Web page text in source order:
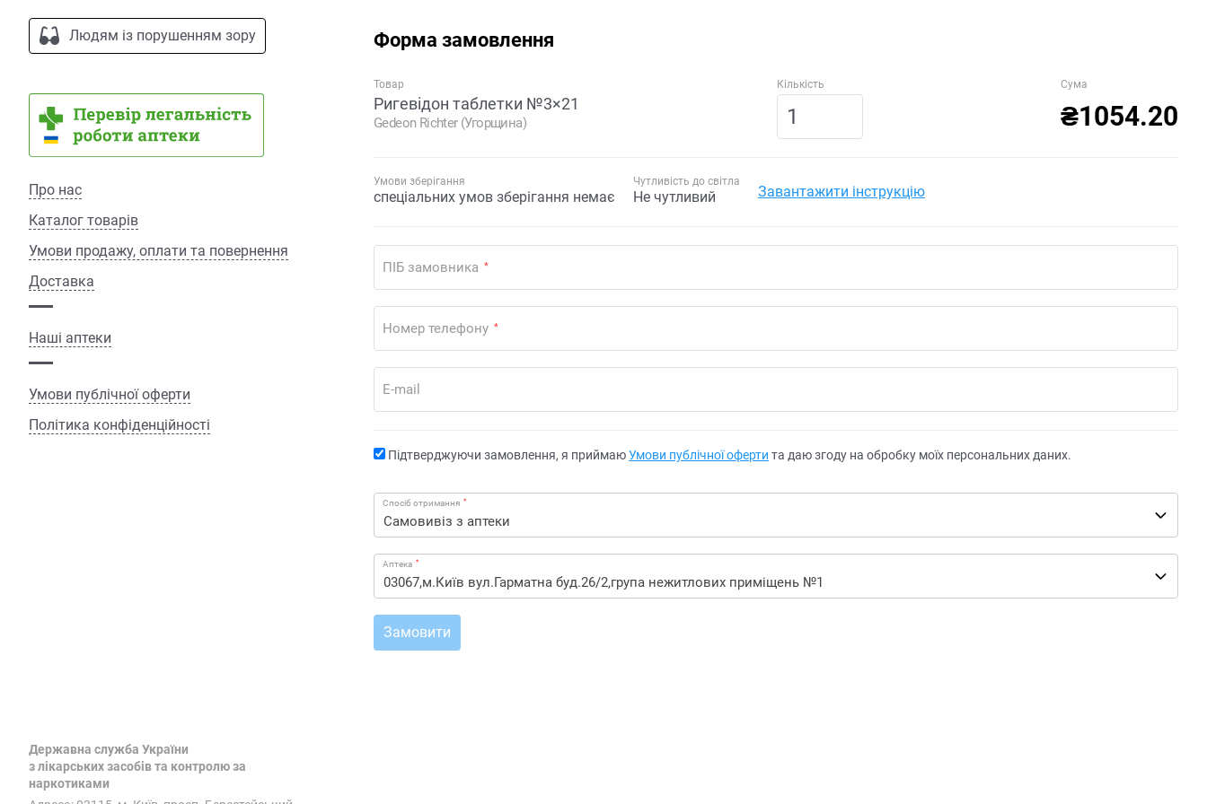
Людям із порушенням зору
Про нас
Каталог товарів
Умови продажу, оплати та повернення
Доставка
Наші аптеки
Умови публічної оферти
Політика конфіденційності
Державна служба України
з лікарських засобів та контролю за
наркотиками
Форма замовлення
Товар
Ригевідон таблетки №3×21
Gedeon Richter (Угорщина)
Кількість Сума
₴1054.20
Умови зберігання
спеціальних умов зберігання немає
Чутливість до світла
Не чутливий Завантажити інструкцію
ПІБ замовника *
Номер телефону *
E-mail
Підтверджуючи замовлення, я приймаюУмови публічної оферти та даю згоду на обробку моїх персональних даних.
Спосіб отримання *
Аптека *
Замовити